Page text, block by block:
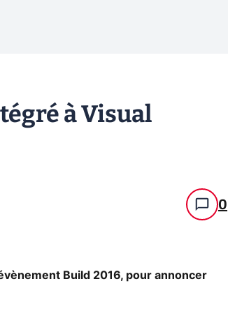
à Visual
0
Build 2016, pour annoncer